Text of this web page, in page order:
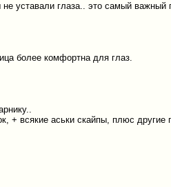
уставали глаза.. это самый важный
более комфортна для глаз.
+ всякие аськи скайпы, плюс